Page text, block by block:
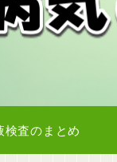
検査のまとめ